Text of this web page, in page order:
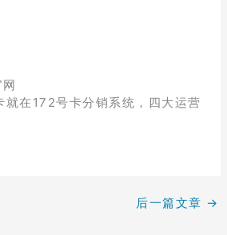
就在172号卡分销系统，四大运营
后一篇文章 →